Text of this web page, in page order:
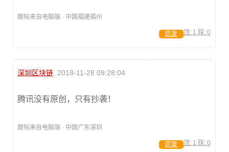
跟帖来自电脑端 · 中国福建福州
顶: 1 踩: 0
回复
深圳区块链 2018-11-28 09:28:04
腾讯没有原创，只有抄袭！
跟帖来自电脑端 · 中国广东深圳
顶: 1 踩: 0
回复